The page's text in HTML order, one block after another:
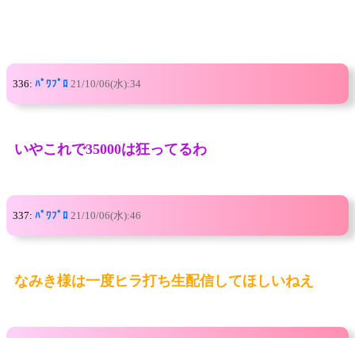
336: ﾊﾟﾜﾌﾟﾛ 21/10/06(水):34
いやこれで35000は狂ってるわ
337: ﾊﾟﾜﾌﾟﾛ 21/10/06(水):46
なみき様は一度ヒラ打ち生配信してほしいねえ